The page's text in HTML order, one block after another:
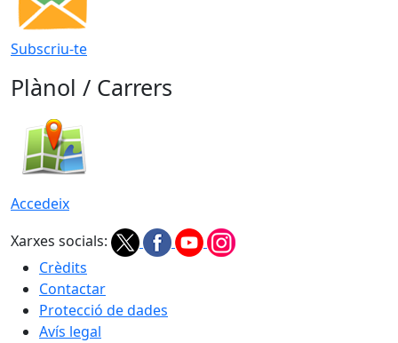
Subscriu-te
Plànol / Carrers
Accedeix
Xarxes socials:
Crèdits
Contactar
Protecció de dades
Avís legal